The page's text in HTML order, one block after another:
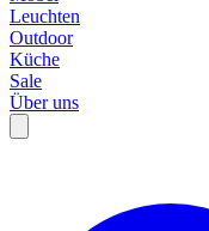
Leuchten
Outdoor
Küche
Sale
Über uns